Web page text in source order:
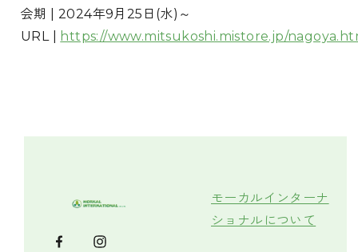
会期 | 2024年9月25日(水)～
URL |
https://www.mitsukoshi.mistore.jp/
モーカルインターナ
ショナルについて